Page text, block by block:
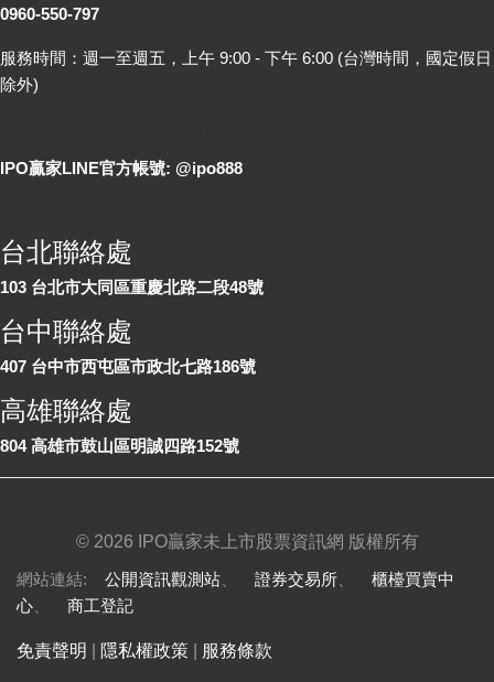
0960-550-797
服務時間：週一至週五，上午 9:00 - 下午 6:00 (台灣時間，國定假日
除外)
IPO贏家LINE官方帳號: @ipo888
台北聯絡處
103 台北市大同區重慶北路二段48號
台中聯絡處
407 台中市西屯區市政北七路186號
高雄聯絡處
804 高雄市鼓山區明誠四路152號
© 2026 IPO贏家未上市股票資訊網 版權所有
網站連結: 公開資訊觀測站 證券交易所
櫃檯買賣中
心
商工登記
免責聲明 隱私權政策 服務條款